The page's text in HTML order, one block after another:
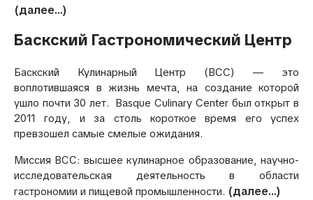
(далее…)
Баскский Гастрономический Центр
Баскский Кулинарный Центр (BCC) — это
воплотившаяся в жизнь мечта, на создание которой
ушло почти 30 лет. Basque Culinary Center был открыт в
2011 году, и за столь короткое время его успех
превзошел самые смелые ожидания.
Миссия ВСС: высшее кулинарное образование, научно-
исследовательская деятельность в области
гастрономии и пищевой промышленности. (далее…)